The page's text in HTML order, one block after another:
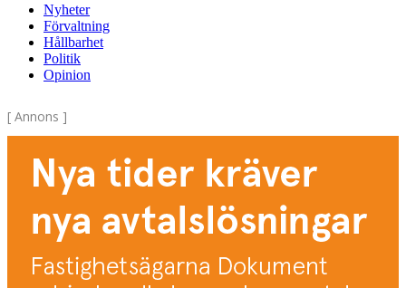
Nyheter
Förvaltning
Hållbarhet
Politik
Opinion
[ Annons ]